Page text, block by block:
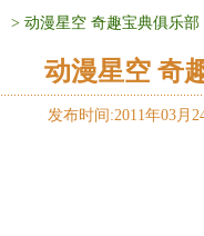
> 动漫星空 奇趣宝典俱乐部
动漫星空 奇
发布时间:2011年03月